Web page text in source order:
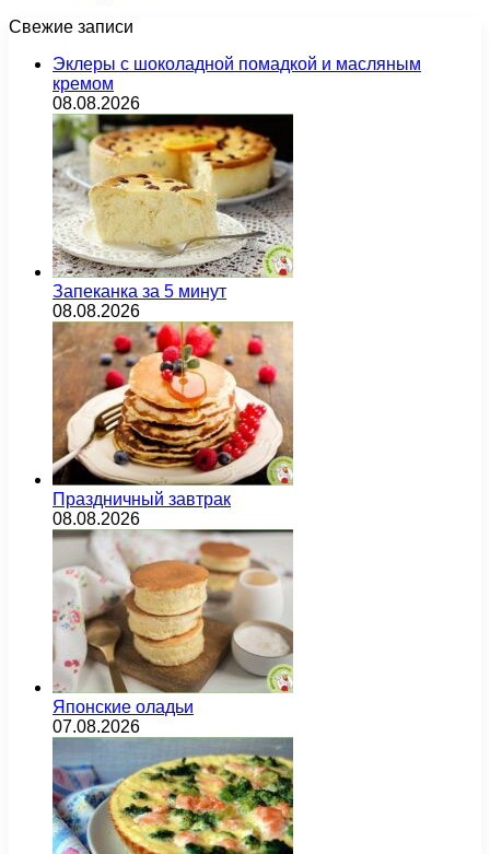
Свежие записи
Эклеры с шоколадной помадкой и масляным
кремом
08.08.2026
Запеканка за 5 минут
08.08.2026
Праздничный завтрак
08.08.2026
Японские оладьи
07.08.2026